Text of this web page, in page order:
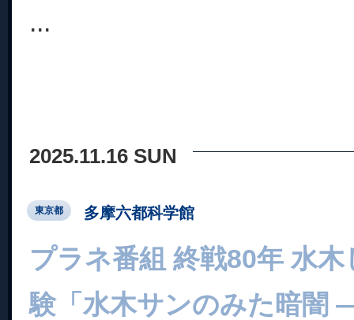
...
2025.11.16 SUN
東京都 多摩六都科学館
プラネ番組 終戦80年 水
験「水木サンのみた暗闇